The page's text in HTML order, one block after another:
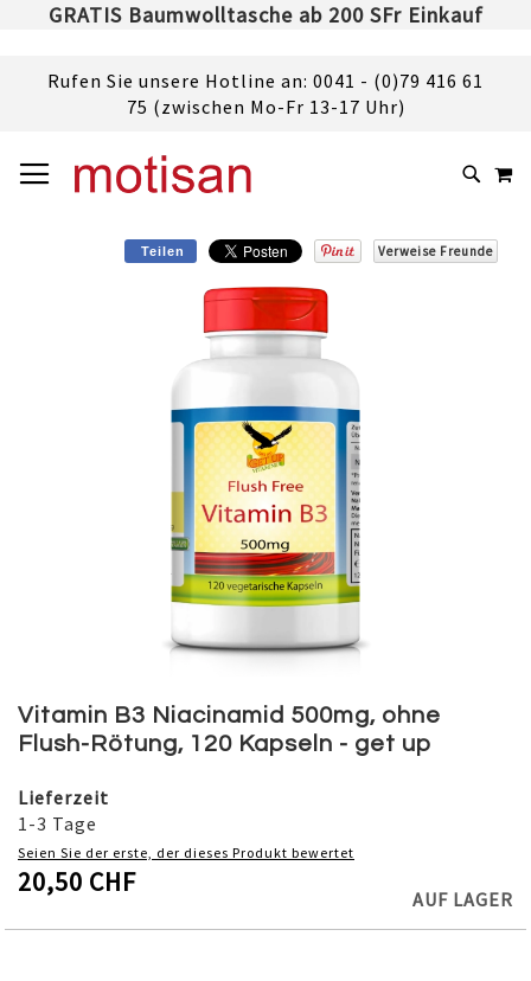
GRATIS Baumwolltasche ab 200 SFr Einkauf
Rufen Sie unsere Hotline an: 0041 - (0)79 416 61
75 (zwischen Mo-Fr 13-17 Uhr)
ZUM
INHALT
SUCHE
Teilen Verweise Freunde
to
the
of
the
images
gallery
Vitamin B3 Niacinamid 500mg, ohne
Flush-Rötung, 120 Kapseln - get up
Lieferzeit
1-3 Tage
Seien Sie der erste, der dieses Produkt bewertet
20,50 CHF
AUF LAGER